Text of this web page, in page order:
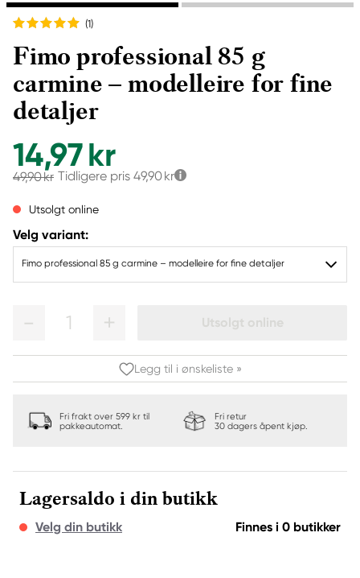
(1)
Fimo professional 85 g
carmine – modelleire for fine
detaljer
14,97 kr
49,90 kr Tidligere pris 49,90 kr
Utsolgt online
Velg variant:
Fimo professional 85 g carmine – modelleire for fine detaljer
1 Utsolgt online
Legg til i ønskeliste »
Fri frakt over 599 kr til
pakkeautomat.
Fri retur
30 dagers åpent kjøp.
Lagersaldo i din butikk
Velg din butikk Finnes i 0 butikker